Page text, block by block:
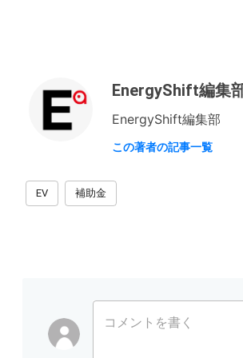
EnergyShift編集
EnergyShift編集部
この著者の記事一覧
EV 補助金
コメントを書く